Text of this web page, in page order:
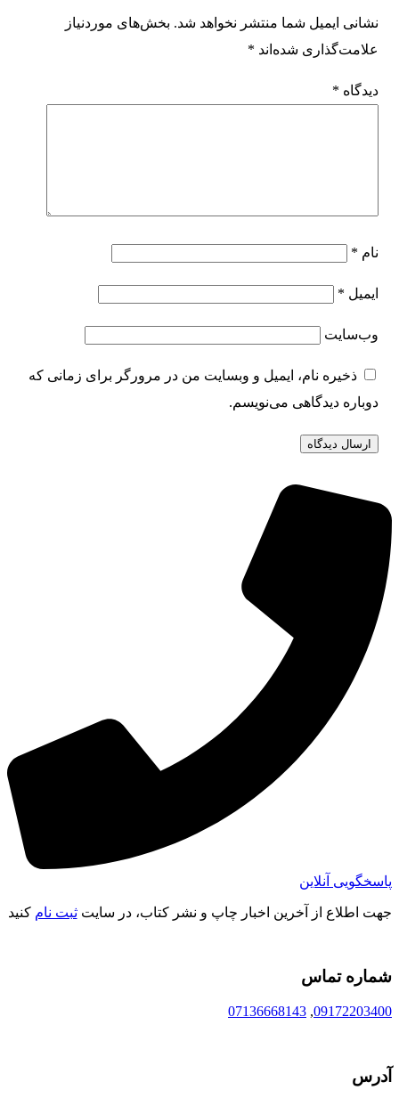
نشانی ایمیل شما منتشر نخواهد شد. بخش‌های موردنیاز
علامت‌گذاری شده‌اند *
دیدگاه *
نام *
ایمیل *
وب‌سایت
ذخیره نام، ایمیل و وبسایت من در مرورگر برای زمانی که
دوباره دیدگاهی می‌نویسم.
پاسخگویی آنلاین
جهت اطلاع از آخرین اخبار چاپ و نشر کتاب، در سایتثبت نام کنید
شماره تماس
09172203400
,
07136668143
آدرس